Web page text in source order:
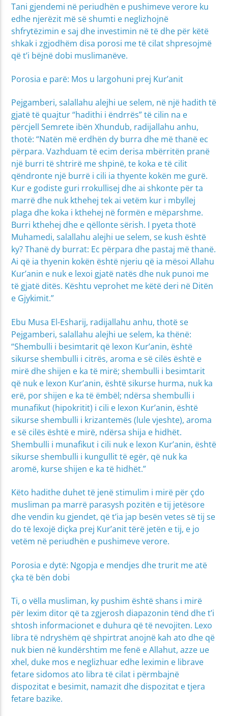
Tani gjendemi në periudhën e pushimeve verore ku
edhe njerëzit më së shumti e neglizhojnë
shfrytëzimin e saj dhe investimin në të dhe për këtë
shkak i zgjodhëm disa porosi me të cilat shpresojmë
që t’i bëjnë dobi muslimanëve.
Porosia e parë: Mos u largohuni prej Kur’anit
Pejgamberi, salallahu alejhi ue selem, në një hadith të
gjatë të quajtur “hadithi i ëndrrës” të cilin na e
përcjell Semrete ibën Xhundub, radijallahu anhu,
thotë: “Natën më erdhën dy burra dhe më thanë ec
përpara. Vazhduam të ecim derisa mbërritën pranë
një burri të shtrirë me shpinë, te koka e të cilit
qëndronte një burrë i cili ia thyente kokën me gurë.
Kur e godiste guri rrokullisej dhe ai shkonte për ta
marrë dhe nuk kthehej tek ai vetëm kur i mbyllej
plaga dhe koka i kthehej në formën e mëparshme.
Burri kthehej dhe e qëllonte sërish. I pyeta thotë
Muhamedi, salallahu alejhi ue selem, se kush është
ky? Thanë dy burrat: Ec përpara dhe pastaj më thanë.
Ai që ia thyenin kokën është njeriu që ia mësoi Allahu
Kur’anin e nuk e lexoi gjatë natës dhe nuk punoi me
të gjatë ditës. Kështu veprohet me këtë deri në Ditën
e Gjykimit.”
Ebu Musa El-Esharij, radijallahu anhu, thotë se
Pejgamberi, salallahu alejhi ue selem, ka thënë:
“Shembulli i besimtarit që lexon Kur’anin, është
sikurse shembulli i citrës, aroma e së cilës është e
mirë dhe shijen e ka të mirë; shembulli i besimtarit
që nuk e lexon Kur’anin, është sikurse hurma, nuk ka
erë, por shijen e ka të ëmbël; ndërsa shembulli i
munafikut (hipokritit) i cili e lexon Kur’anin, është
sikurse shembulli i krizantemës (lule vjeshte), aroma
e së cilës është e mirë, ndërsa shija e hidhët.
Shembulli i munafikut i cili nuk e lexon Kur’anin, është
sikurse shembulli i kungullit të egër, që nuk ka
aromë, kurse shijen e ka të hidhët.”
Këto hadithe duhet të jenë stimulim i mirë për çdo
musliman pa marrë parasysh pozitën e tij jetësore
dhe vendin ku gjendet, që t’ia jap besën vetes së tij se
do të lexojë diçka prej Kur’anit tërë jetën e tij, e jo
vetëm në periudhën e pushimeve verore.
Porosia e dytë: Ngopja e mendjes dhe trurit me atë
çka të bën dobi
Ti, o vëlla musliman, ky pushim është shans i mirë
për lexim ditor që ta zgjerosh diapazonin tënd dhe t’i
shtosh informacionet e duhura që të nevojiten. Lexo
libra të ndryshëm që shpirtrat anojnë kah ato dhe që
nuk bien në kundërshtim me fenë e Allahut, azze ue
xhel, duke mos e neglizhuar edhe leximin e librave
fetare sidomos ato libra të cilat i përmbajnë
dispozitat e besimit, namazit dhe dispozitat e tjera
fetare bazike.